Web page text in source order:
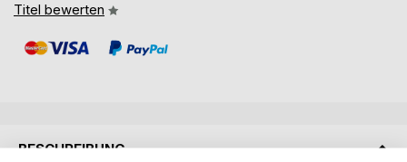
Titel bewerten
BESCHREIBUNG